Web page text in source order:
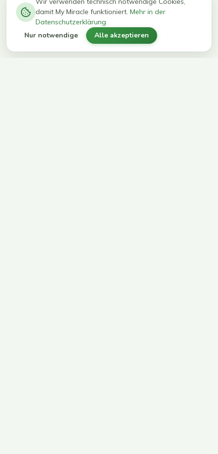
kg in 12
Wochen
erreichen
ihr Ziel
damit My Miracle funktioniert. Mehr in der
Datenschutzerklärung
Nur notwendige Alle akzeptieren